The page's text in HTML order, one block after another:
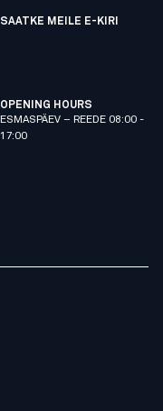
SAATKE MEILE E-KIRI
OPENING HOURS
ESMASPÄEV – REEDE 08:00 -
17:00